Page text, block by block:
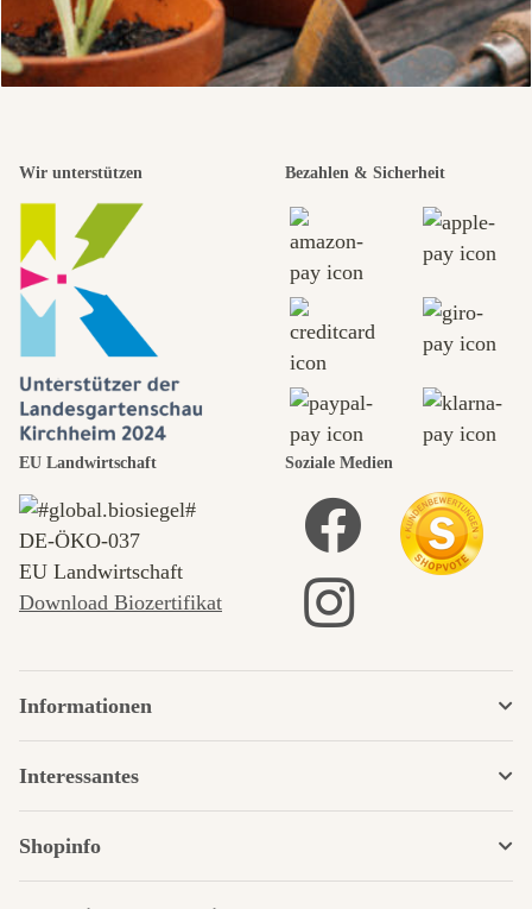
Wir unterstützen Bezahlen & Sicherheit
EU Landwirtschaft
DE‑ÖKO‑037
EU Landwirtschaft
Download Biozertifikat
Soziale Medien
Informationen
Interessantes
Shopinfo